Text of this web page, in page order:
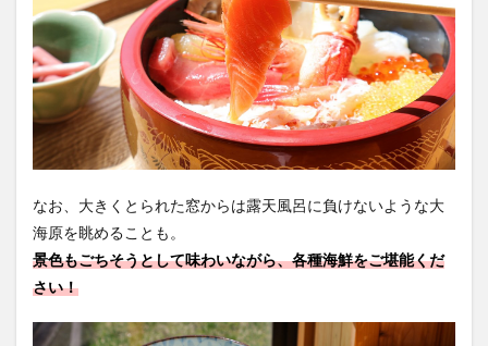
なお、大きくとられた窓からは露天風呂に負けないような大
海原を眺めることも。
景色もごちそうとして味わいながら、各種海鮮をご堪能くだ
さい！